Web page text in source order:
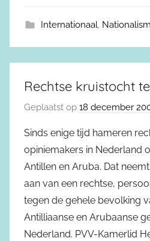
Internationaal
Rechtse kruistocht
Geplaatst op 18 december
Sinds enige tijd hameren
opiniemakers in Nederland
Antillen en Aruba. Dat
aan van een rechtse,
tegen de gehele bevolking
Antilliaanse en Arubaanse
Nederland. PVV-Kamerlid